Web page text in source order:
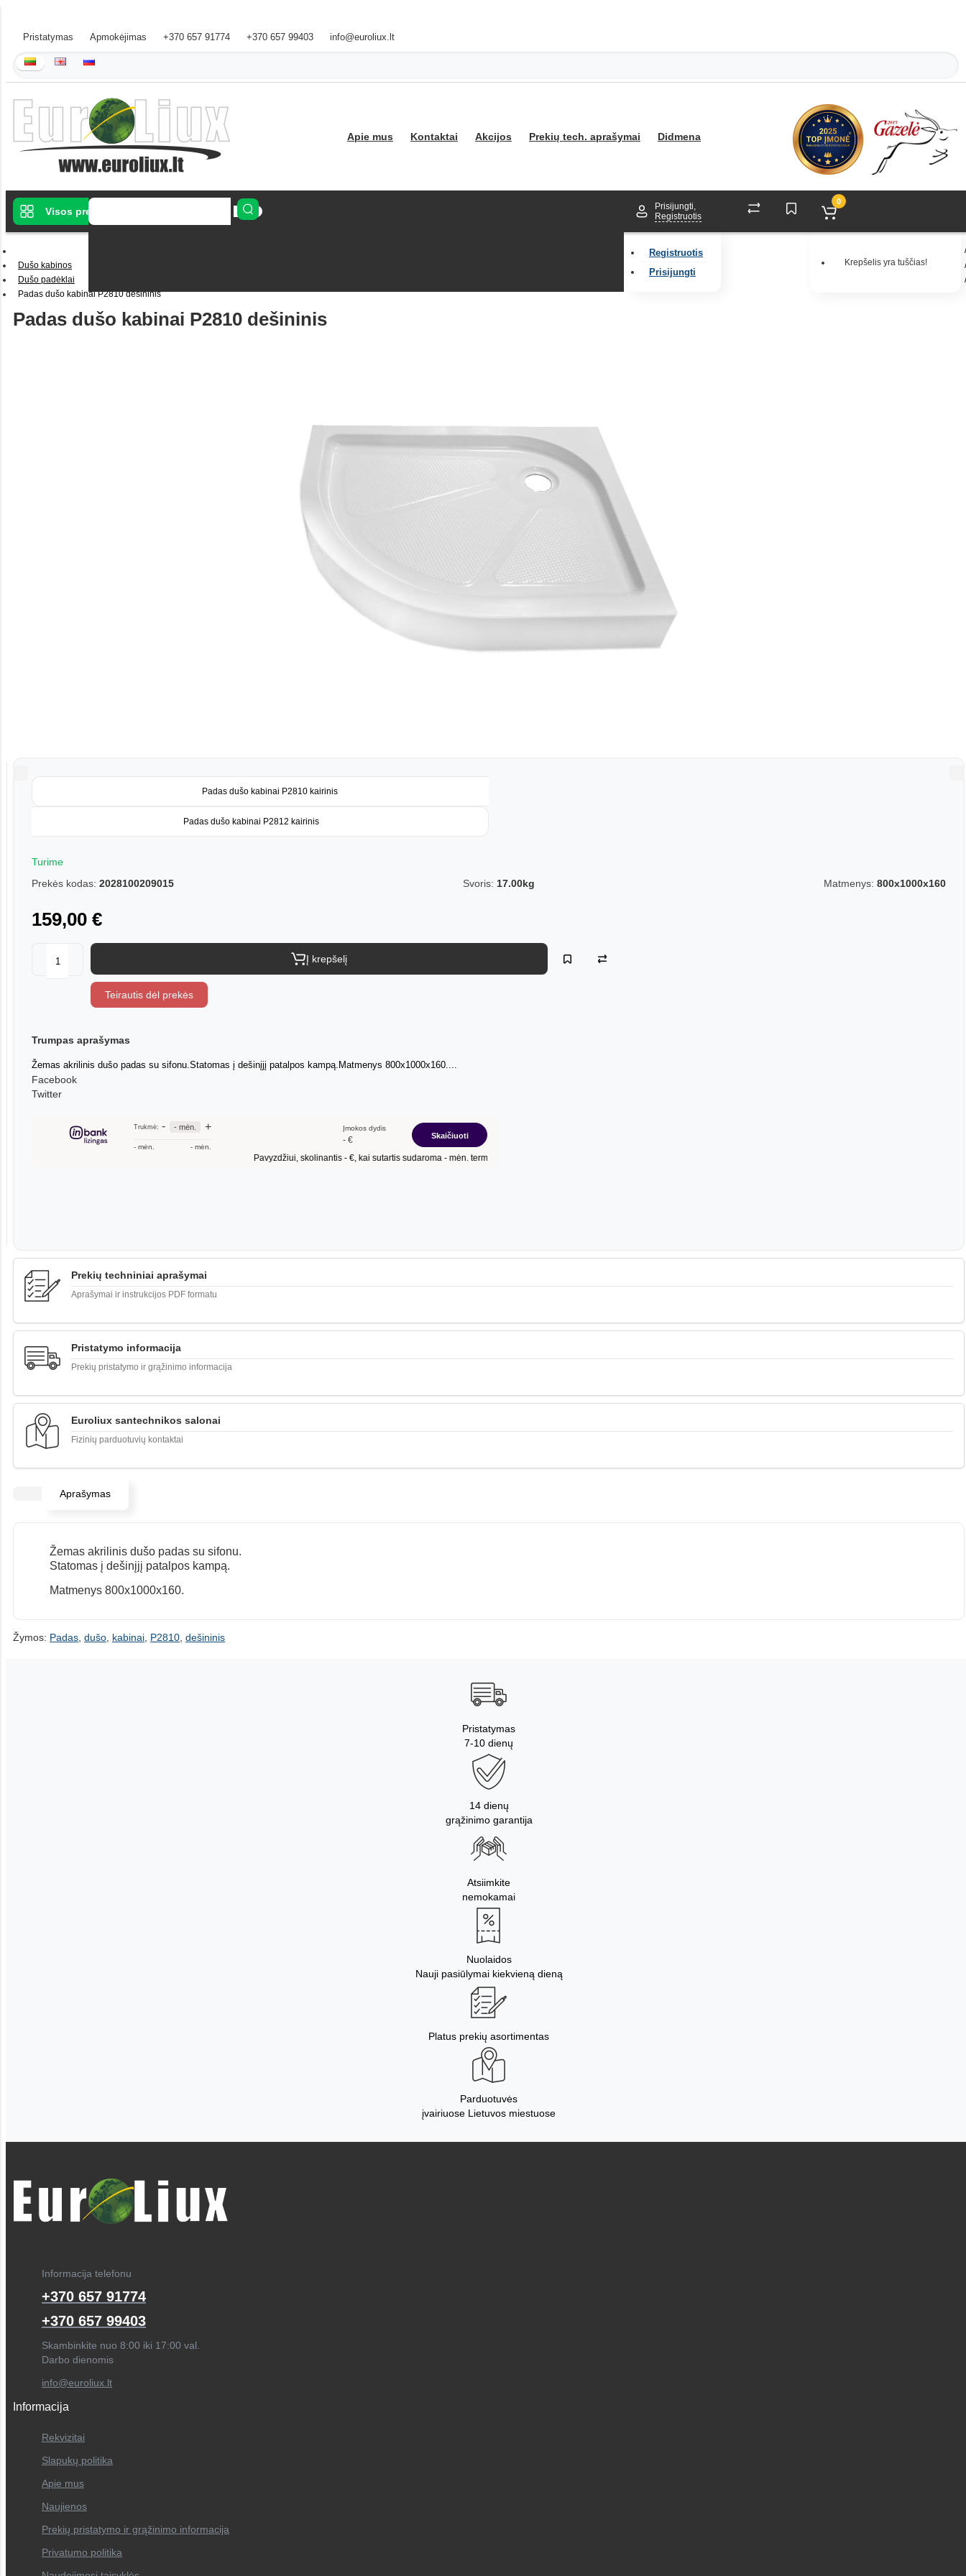
Pristatymas Apmokėjimas +370 657 91774 +370 657 99403 info@euroliux.lt
Apie mus Kontaktai Akcijos Prekių tech. aprašymai Didmena
Visos prekės
Prisijungti,
Registruotis
Registruotis
Prisijungti
0
Krepšelis yra tuščias!
Dušo kabinos
Dušo padėklai
Padas dušo kabinai P2810 dešininis
Padas dušo kabinai P2810 dešininis
Padas dušo kabinai P2810 kairinis
Padas dušo kabinai P2812 kairinis
Turime
Prekės kodas: 2028100209015 Svoris: 17.00kg Matmenys: 800x1000x160
159,00 €
Į krepšelį
Teirautis dėl prekės
Trumpas aprašymas
Žemas akrilinis dušo padas su sifonu.Statomas į dešinįjį patalpos kampą.Matmenys 800x1000x160....
Facebook
Twitter
Prekių techniniai aprašymai
Aprašymai ir instrukcijos PDF formatu
Pristatymo informacija
Prekių pristatymo ir grąžinimo informacija
Euroliux santechnikos salonai
Fizinių parduotuvių kontaktai
Aprašymas
Žemas akrilinis dušo padas su sifonu.
Statomas į dešinįjį patalpos kampą.
Matmenys 800x1000x160.
Žymos: Padas dušo kabinai P2810 dešininis
Pristatymas
7-10 dienų
14 dienų
grąžinimo garantija
Atsiimkite
nemokamai
Nuolaidos
Nauji pasiūlymai kiekvieną dieną
Platus prekių asortimentas
Parduotuvės
įvairiuose Lietuvos miestuose
Informacija telefonu
+370 657 91774
+370 657 99403
Skambinkite nuo 8:00 iki 17:00 val.
Darbo dienomis
info@euroliux.lt
Informacija
Rekvizitai
Slapukų politika
Apie mus
Naujienos
Prekių pristatymo ir grąžinimo informacija
Privatumo politika